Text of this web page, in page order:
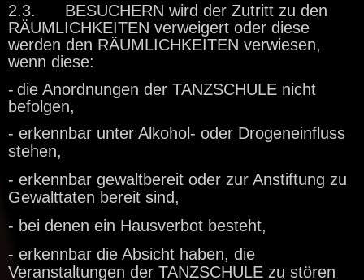
2.3. BESUCHERN wird der Zutritt zu den
RÄUMLICHKEITEN verweigert oder diese
werden den RÄUMLICHKEITEN verwiesen,
wenn diese:
- die Anordnungen der TANZSCHULE nicht
befolgen,
- erkennbar unter Alkohol- oder Drogeneinfluss
stehen,
- erkennbar gewaltbereit oder zur Anstiftung zu
Gewalttaten bereit sind,
- bei denen ein Hausverbot besteht,
- erkennbar die Absicht haben, die
Veranstaltungen der TANZSCHULE zu stören